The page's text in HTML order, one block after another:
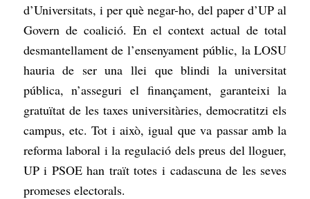
d’Universitats, i per què negar-ho, del paper d’UP al
Govern de coalició. En el context actual de total
desmantellament de l’ensenyament públic, la LOSU
hauria de ser una llei que blindi la universitat
pública, n’asseguri el finançament, garanteixi la
gratuïtat de les taxes universitàries, democratitzi els
campus, etc. Tot i això, igual que va passar amb la
reforma laboral i la regulació dels preus del lloguer,
UP i PSOE han traït totes i cadascuna de les seves
promeses electorals.